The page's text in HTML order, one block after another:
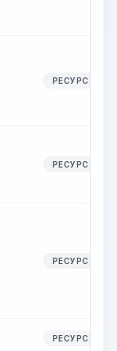
РЕСУРС
РЕСУРС
РЕСУРС
РЕСУРС